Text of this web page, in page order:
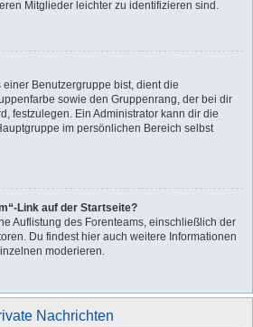
Mitglieder leichter zu identifizieren sind.
Benutzergruppe bist, dient die
sowie den Gruppenrang, der bei dir
festzulegen. Ein Administrator kann dir die
im persönlichen Bereich selbst
Link auf der Startseite?
Auflistung des Forenteams, einschließlich der
Du findest hier auch weitere Informationen
moderieren.
Nachrichten